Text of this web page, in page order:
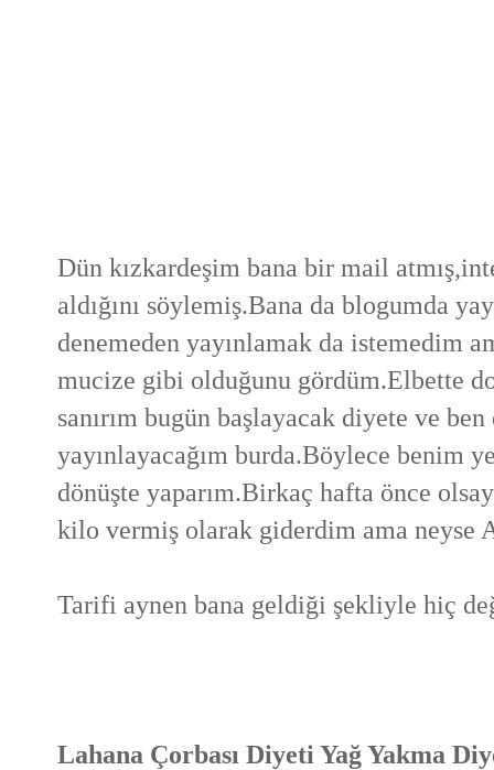
Dün kızkardeşim bana bir mail
aldığını söylemiş.Bana da blogumda
denemeden yayınlamak da istemedim
mucize gibi olduğunu gördüm.Elbette
sanırım bugün başlayacak diyete ve
yayınlayacağım burda.Böylece benim
dönüşte yaparım.Birkaç hafta önce
kilo vermiş olarak giderdim ama neyse
Tarifi aynen bana geldiği şekliyle hiç
Lahana Çorbası Diyeti Yağ Yakma